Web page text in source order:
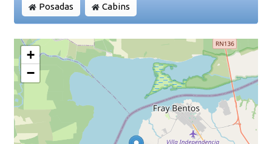
Posadas Cabins
+
−